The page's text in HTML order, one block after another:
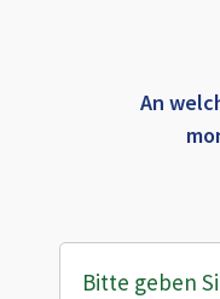
An
Bitte geben